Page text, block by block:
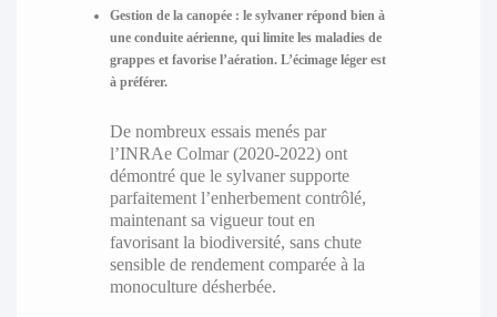
Gestion de la canopée: le sylvaner répond bien à
une conduite aérienne, qui limite les maladies de
grappes et favorise l’aération. L’écimage léger est
à préférer.
De nombreux essais menés par
l’INRAe Colmar (2020-2022) ont
démontré que le sylvaner supporte
parfaitement l’enherbement contrôlé,
maintenant sa vigueur tout en
favorisant la biodiversité, sans chute
sensible de rendement comparée à la
monoculture désherbée.